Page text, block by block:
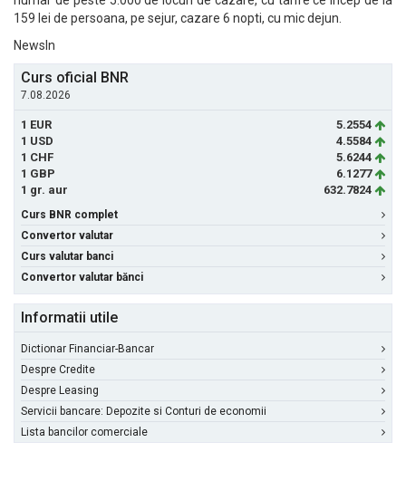
159 lei de persoana, pe sejur, cazare 6 nopti, cu mic dejun.
NewsIn
Curs oficial BNR
7.08.2026
1 EUR
5.2554
1 USD
4.5584
1 CHF
5.6244
1 GBP
6.1277
1 gr. aur
632.7824
Curs BNR complet
Convertor valutar
Curs valutar banci
Convertor valutar bănci
Informatii utile
Dictionar Financiar-Bancar
Despre Credite
Despre Leasing
Servicii bancare: Depozite si Conturi de economii
Lista bancilor comerciale